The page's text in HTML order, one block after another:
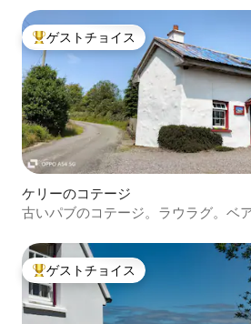
大好評のゲストチョイスです。
ゲストチョイス
ケリーのコテージ
古いパブのコテージ。ラウラグ。ベア
大好評のゲストチョイスです。
ゲストチョイス